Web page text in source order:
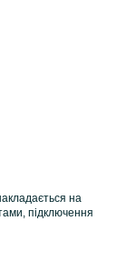
на
підключення